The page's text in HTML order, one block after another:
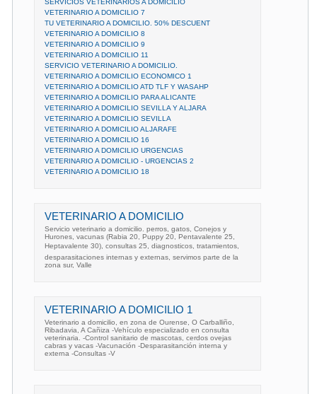
SERVICIOS VETERINARIOS A DOMICILIO
VETERINARIO A DOMICILIO 7
TU VETERINARIO A DOMICILIO. 50% DESCUENT
VETERINARIO A DOMICILIO 8
VETERINARIO A DOMICILIO 9
VETERINARIO A DOMICILIO 11
SERVICIO VETERINARIO A DOMICILIO.
VETERINARIO A DOMICILIO ECONOMICO 1
VETERINARIO A DOMICILIO ATD TLF Y WASAHP
VETERINARIO A DOMICILIO PARA ALICANTE
VETERINARIO A DOMICILIO SEVILLA Y ALJARA
VETERINARIO A DOMICILIO SEVILLA
VETERINARIO A DOMICILIO ALJARAFE
VETERINARIO A DOMICILIO 16
VETERINARIO A DOMICILIO URGENCIAS
VETERINARIO A DOMICILIO - URGENCIAS 2
VETERINARIO A DOMICILIO 18
VETERINARIO A DOMICILIO
Servicio veterinario a domicilio. perros, gatos, Conejos y
Hurones, vacunas (Rabia 20, Puppy 20, Pentavalente 25,
Heptavalente 30), consultas 25, diagnosticos, tratamientos,
desparasitaciones internas y externas, servimos parte de la
zona sur, Valle
VETERINARIO A DOMICILIO 1
Veterinario a domicilio, en zona de Ourense, O Carballiño,
Ribadavia, A Cañiza -Vehículo especializado en consulta
veterinaria. -Control sanitario de mascotas, cerdos ovejas
cabras y vacas -Vacunación -Desparasitanción interna y
externa -Consultas -V